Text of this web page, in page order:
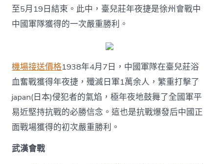
至5月19日結束。此中，臺兒莊年夜捷是徐州會戰中
中國軍隊獲得的一次嚴重勝利。
機場接送價格1938年4月7日，中國軍隊在臺兒莊浴
血奮戰獲得年夜捷，殲滅日軍1萬余人，繁重打擊了
japan(日本)侵犯者的氣焰，極年夜地鼓舞了全國軍平
易近堅持抗戰的必勝信念。這也是抗戰爆發后中國正
面戰場獲得的初次嚴重勝利。
武漢會戰